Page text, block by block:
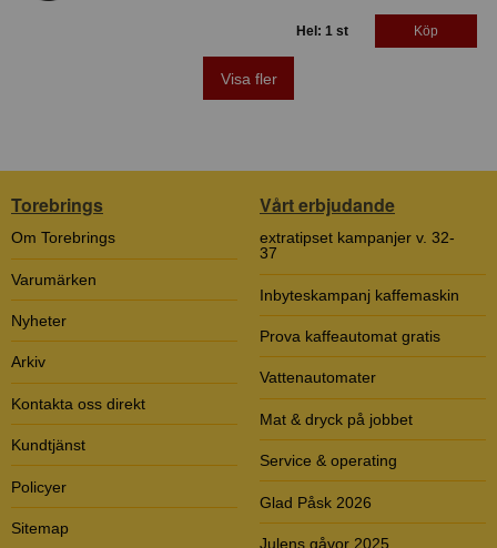
Hel: 1 st Köp
Visa fler
Torebrings
Om Torebrings
Varumärken
Nyheter
Arkiv
Kontakta oss direkt
Kundtjänst
Policyer
Sitemap
Vårt erbjudande
extratipset kampanjer v. 32-
37
Inbyteskampanj kaffemaskin
Prova kaffeautomat gratis
Vattenautomater
Mat & dryck på jobbet
Service & operating
Glad Påsk 2026
Julens gåvor 2025